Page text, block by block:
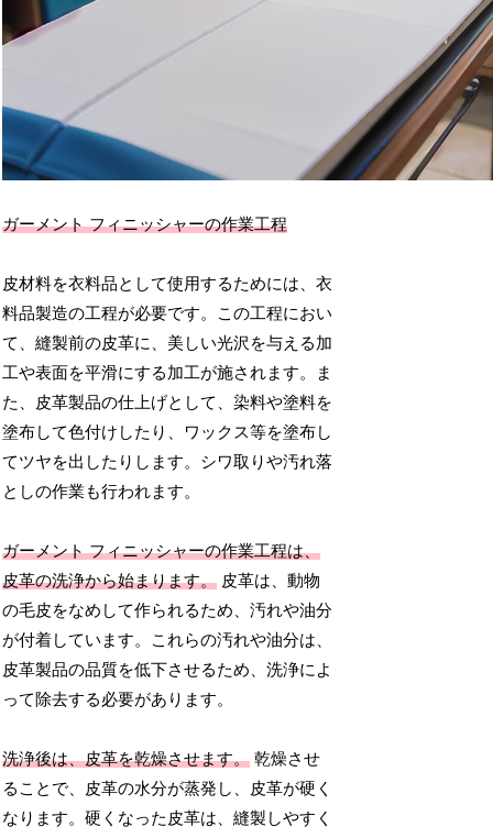
ガーメント フィニッシャーの作業工程
皮材料を衣料品として使用するためには、衣
料品製造の工程が必要です。この工程におい
て、縫製前の皮革に、美しい光沢を与える加
工や表面を平滑にする加工が施されます。ま
た、皮革製品の仕上げとして、染料や塗料を
塗布して色付けしたり、ワックス等を塗布し
てツヤを出したりします。シワ取りや汚れ落
としの作業も行われます。
ガーメント フィニッシャーの作業工程は、
皮革の洗浄から始まります。 皮革は、動物
の毛皮をなめして作られるため、汚れや油分
が付着しています。これらの汚れや油分は、
皮革製品の品質を低下させるため、洗浄によ
って除去する必要があります。
洗浄後は、皮革を乾燥させます。 乾燥させ
ることで、皮革の水分が蒸発し、皮革が硬く
なります。硬くなった皮革は、縫製しやすく